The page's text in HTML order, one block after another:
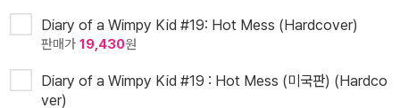
Diary of a Wimpy Kid #19: Hot Mess (Hardcover)
판매가 19,430원
Diary of a Wimpy Kid #19 : Hot Mess (미국판) (Hardco
ver)